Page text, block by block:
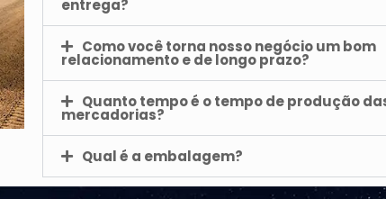
entrega?
Como você torna nosso negócio um bom
relacionamento e de longo prazo?
Quanto tempo é o tempo de produção
mercadorias?
Qual é a embalagem?